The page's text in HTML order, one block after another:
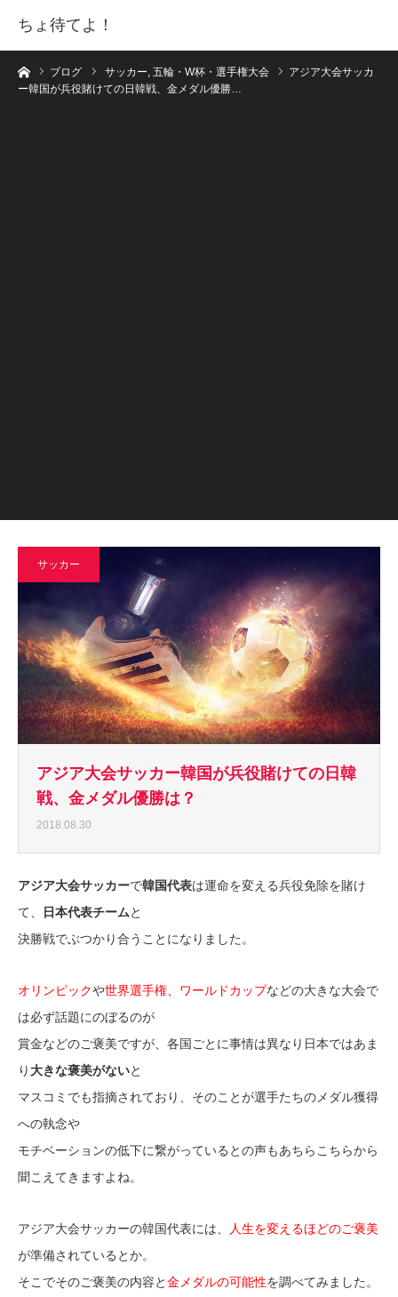
ちょ待てよ！
ホームブログ サッカー, 五輪・W杯・選手権大会
アジア大会サッカ
ー韓国が兵役賭けての日韓戦、金メダル優勝…
サッカー
アジア大会サッカー韓国が兵役賭けての日韓
戦、金メダル優勝は？
2018.08.30
アジア大会サッカーで韓国代表は運命を変える兵役免除を賭け
て、
日本代表チームと
決勝戦でぶつかり合うことになりました。
オリンピックや世界選手権 ワールドカップなどの大きな大会で
は必ず話題にのぼるのが
賞金などのご褒美ですが、各国ごとに事情は異なり日本ではあま
り 大きな褒美がないと
マスコミでも指摘されており、そのことが選手たちのメダル獲得
への執念や
モチベーションの低下に繋がっているとの声もあちらこちらから
聞こえてきますよね。
アジア大会サッカーの韓国代表には、
人生を変えるほどのご褒美
が準備されているとか。
そこでそのご褒美の内容と金メダルの可能性を調べてみました。